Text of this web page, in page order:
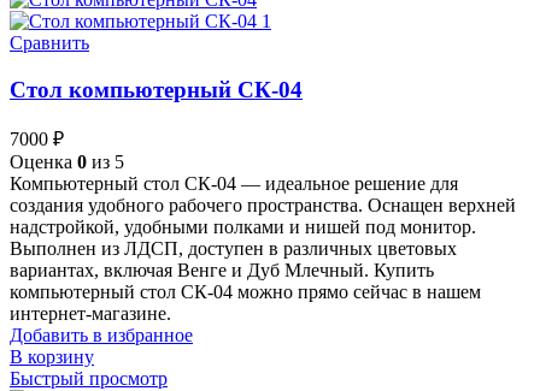
Сравнить
Стол компьютерный СК-04
7000 ₽
Оценка 0 из 5
Компьютерный стол СК-04 — идеальное решение для
создания удобного рабочего пространства. Оснащен верхней
надстройкой, удобными полками и нишей под монитор.
Выполнен из ЛДСП, доступен в различных цветовых
вариантах, включая Венге и Дуб Млечный. Купить
компьютерный стол СК-04 можно прямо сейчас в нашем
интернет-магазине.
Добавить в избранное
В корзину
Быстрый просмотр